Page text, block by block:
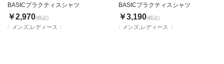
メンズ,レディース
BASICプラクティスシャツ
￥2,970(税込)
メンズ,レディース
BASICプラクティスシャツ
￥3,190(税込)